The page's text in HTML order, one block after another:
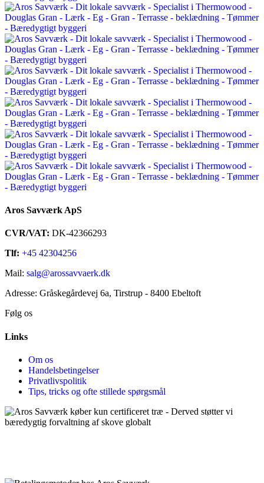
Aros Savværk ApS
CVR/VAT: DK-42366293
Tlf: +45 42304256
Mail: salg@arossavvaerk.dk
Adresse: Gråskegårdevej 6a, Tirstrup - 8400 Ebeltoft​
Følg os
Links
Om os
Handelsbetingelser
Privatlivspolitik
Tips, tricks og ofte stillede spørgsmål